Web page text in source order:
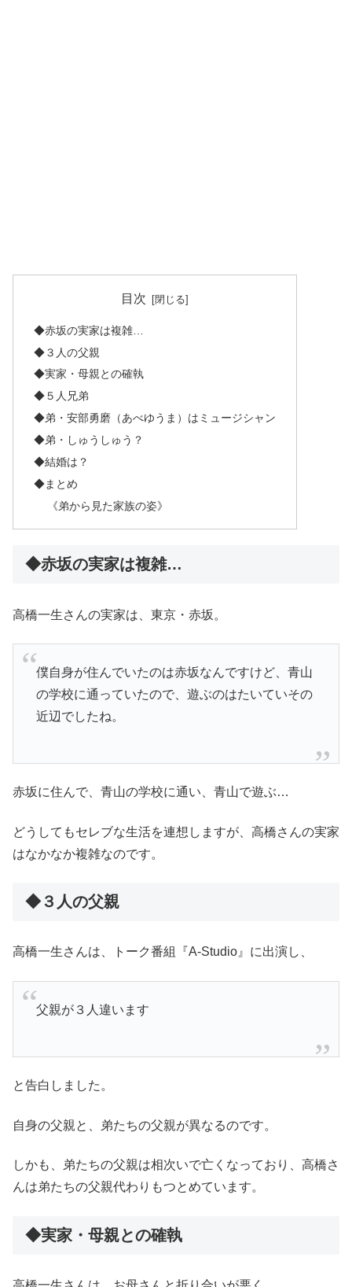
目次
◆赤坂の実家は複雑…
◆３人の父親
◆実家・母親との確執
◆５人兄弟
◆弟・安部勇磨（あべゆうま）はミュージシャン
◆弟・しゅうしゅう？
◆結婚は？
◆まとめ
《弟から見た家族の姿》
◆赤坂の実家は複雑…
高橋一生さんの実家は、東京・赤坂。
僕自身が住んでいたのは赤坂なんですけど、青山
の学校に通っていたので、遊ぶのはたいていその
近辺でしたね。
赤坂に住んで、青山の学校に通い、青山で遊ぶ…
どうしてもセレブな生活を連想しますが、高橋さんの実家
はなかなか複雑なのです。
◆３人の父親
高橋一生さんは、トーク番組『A‐Studio』に出演し、
父親が３人違います
と告白しました。
自身の父親と、弟たちの父親が異なるのです。
しかも、弟たちの父親は相次いで亡くなっており、高橋さ
んは弟たちの父親代わりもつとめています。
◆実家・母親との確執